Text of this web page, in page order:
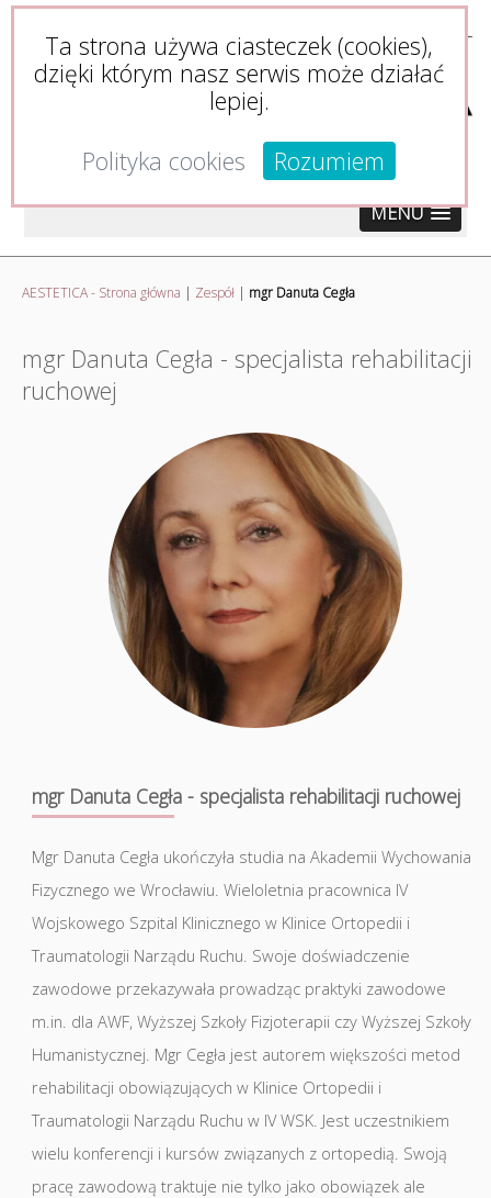
MENU
AESTETICA - Strona główna | Zespół | mgr Danuta Cegła
mgr Danuta Cegła - specjalista rehabilitacji
ruchowej
mgr Danuta Cegła - specjalista rehabilitacji ruchowej
Mgr Danuta Cegła ukończyła studia na Akademii Wychowania
Fizycznego we Wrocławiu. Wieloletnia pracownica IV
Wojskowego Szpital Klinicznego w Klinice Ortopedii i
Traumatologii Narządu Ruchu. Swoje doświadczenie
zawodowe przekazywała prowadząc praktyki zawodowe
m.in. dla AWF, Wyższej Szkoły Fizjoterapii czy Wyższej Szkoły
Humanistycznej. Mgr Cegła jest autorem większości metod
rehabilitacji obowiązujących w Klinice Ortopedii i
Traumatologii Narządu Ruchu w IV WSK. Jest uczestnikiem
wielu konferencji i kursów związanych z ortopedią. Swoją
pracę zawodową traktuje nie tylko jako obowiązek ale
Ta strona używa ciasteczek (cookies),
dzięki którym nasz serwis może działać
lepiej.
Polityka cookies
Rozumiem